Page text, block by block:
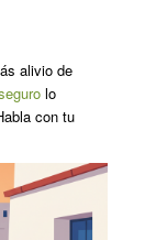
alivio de
lo
con tu